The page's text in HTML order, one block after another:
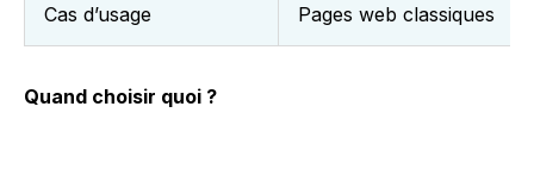
Cas d’usage Pages web classiques
Quand choisir quoi ?